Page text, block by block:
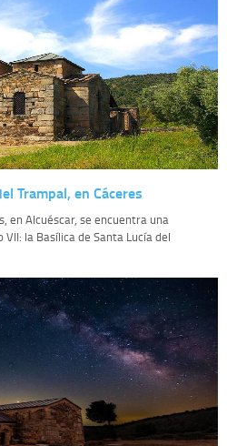
Trampal, en Cáceres
en Alcuéscar, se encuentra una
la Basílica de Santa Lucía del